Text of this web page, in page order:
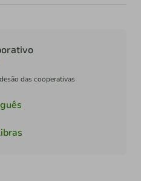
das cooperativas